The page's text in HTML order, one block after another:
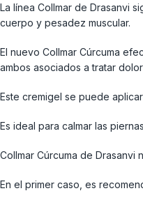
La línea Collmar de Drasanvi
cuerpo y pesadez muscular.
El nuevo Collmar Cúrcuma
ambos asociados a tratar
Este cremigel se puede
Es ideal para calmar las
Collmar Cúrcuma de
En el primer caso, es